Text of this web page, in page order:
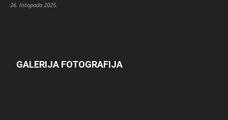
26. listopada 2025.
GALERIJA FOTOGRAFIJA